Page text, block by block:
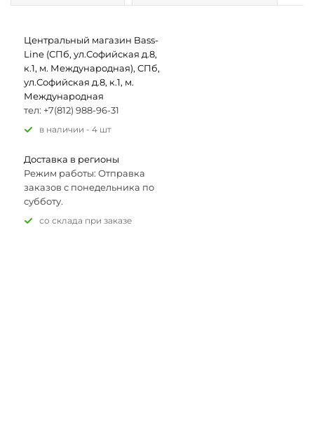
Центральный магазин Bass-
Line (СПб, ул.Софийская д.8,
к.1, м. Международная), СПб,
ул.Софийская д.8, к.1, м.
Международная
тел: +7(812) 988-96-31
В наличии - 4 шт
Доставка в регионы
Режим работы: Отправка
заказов с понедельника по
субботу.
Со склада при заказе